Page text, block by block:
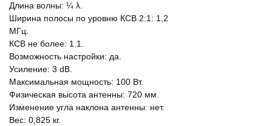
Длина волны: ¼ λ.
Ширина полосы по уровню КСВ 2:1: 1,2
МГц.
КСВ не более: 1.1.
Возможность настройки: да.
Усиление: 3 dB.
Максимальная мощность: 100 Вт.
Физическая высота антенны: 720 мм.
Изменение угла наклона антенны: нет.
Вес: 0,825 кг.